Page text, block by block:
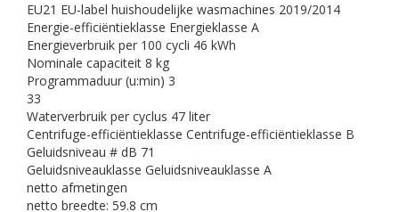
EU21 EU-label huishoudelijke wasmachines 2019/2014
Energie-efficiëntieklasse Energieklasse A
Energieverbruik per 100 cycli 46 kWh
Nominale capaciteit 8 kg
Programmaduur (u:min) 3
33
Waterverbruik per cyclus 47 liter
Centrifuge-efficiëntieklasse Centrifuge-efficiëntieklasse B
Geluidsniveau # dB 71
Geluidsniveauklasse Geluidsniveauklasse A
netto afmetingen
netto breedte: 59.8 cm